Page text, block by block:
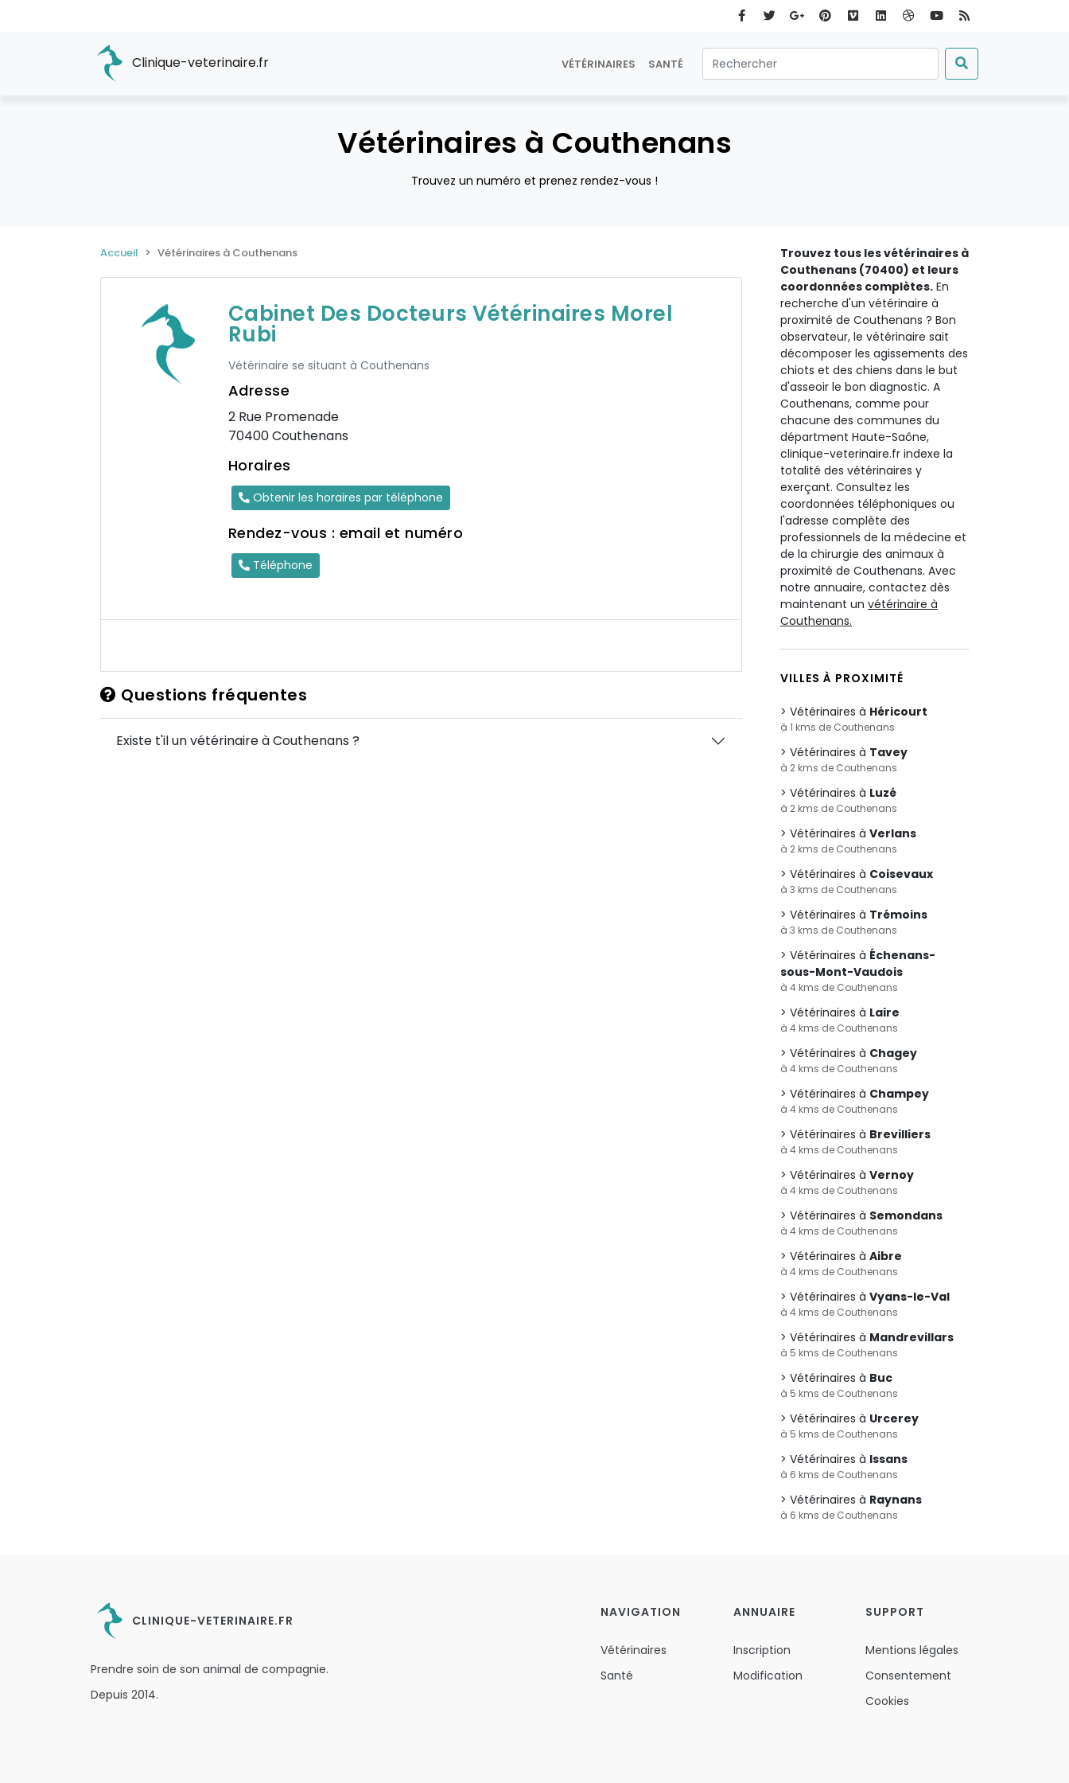
Clinique-veterinaire.fr VÉTÉRINAIRES SANTÉ
Vétérinaires à Couthenans
Trouvez un numéro et prenez rendez-vous !
Accueil Vétérinaires à Couthenans
Cabinet Des Docteurs Vétérinaires Morel
Rubi
Vétérinaire se situant à Couthenans
Adresse
2 Rue Promenade
70400 Couthenans
Horaires
Obtenir les horaires par téléphone
Rendez-vous : email et numéro
Téléphone
Questions fréquentes
Existe t'il un vétérinaire à Couthenans ?
Trouvez tous les vétérinaires à
Couthenans (70400) et leurs
coordonnées complètes. En
recherche d'un vétérinaire à
proximité de Couthenans ? Bon
observateur, le vétérinaire sait
décomposer les agissements des
chiots et des chiens dans le but
d'asseoir le bon diagnostic. A
Couthenans, comme pour
chacune des communes du
départment Haute-Saône,
clinique-veterinaire.fr indexe la
totalité des vétérinaires y
exerçant. Consultez les
coordonnées téléphoniques ou
l'adresse complète des
professionnels de la médecine et
de la chirurgie des animaux à
proximité de Couthenans. Avec
notre annuaire, contactez dès
maintenant un vétérinaire à
Couthenans.
VILLES À PROXIMITÉ
Vétérinaires à Héricourt
à 1 kms de Couthenans
Vétérinaires à Tavey
à 2 kms de Couthenans
Vétérinaires à Luzé
à 2 kms de Couthenans
Vétérinaires à Verlans
à 2 kms de Couthenans
Vétérinaires à Coisevaux
à 3 kms de Couthenans
Vétérinaires à Trémoins
à 3 kms de Couthenans
Vétérinaires à Échenans-
sous-Mont-Vaudois
à 4 kms de Couthenans
Vétérinaires à Laire
à 4 kms de Couthenans
Vétérinaires à Chagey
à 4 kms de Couthenans
Vétérinaires à Champey
à 4 kms de Couthenans
Vétérinaires à Brevilliers
à 4 kms de Couthenans
Vétérinaires à Vernoy
à 4 kms de Couthenans
Vétérinaires à Semondans
à 4 kms de Couthenans
Vétérinaires à Aibre
à 4 kms de Couthenans
Vétérinaires à Vyans-le-Val
à 4 kms de Couthenans
Vétérinaires à Mandrevillars
à 5 kms de Couthenans
Vétérinaires à Buc
à 5 kms de Couthenans
Vétérinaires à Urcerey
à 5 kms de Couthenans
Vétérinaires à Issans
à 6 kms de Couthenans
Vétérinaires à Raynans
à 6 kms de Couthenans
CLINIQUE-VETERINAIRE.FR
Prendre soin de son animal de compagnie.
Depuis 2014.
NAVIGATION
Vétérinaires
Santé
ANNUAIRE
Inscription
Modification
SUPPORT
Mentions légales
Consentement
Cookies